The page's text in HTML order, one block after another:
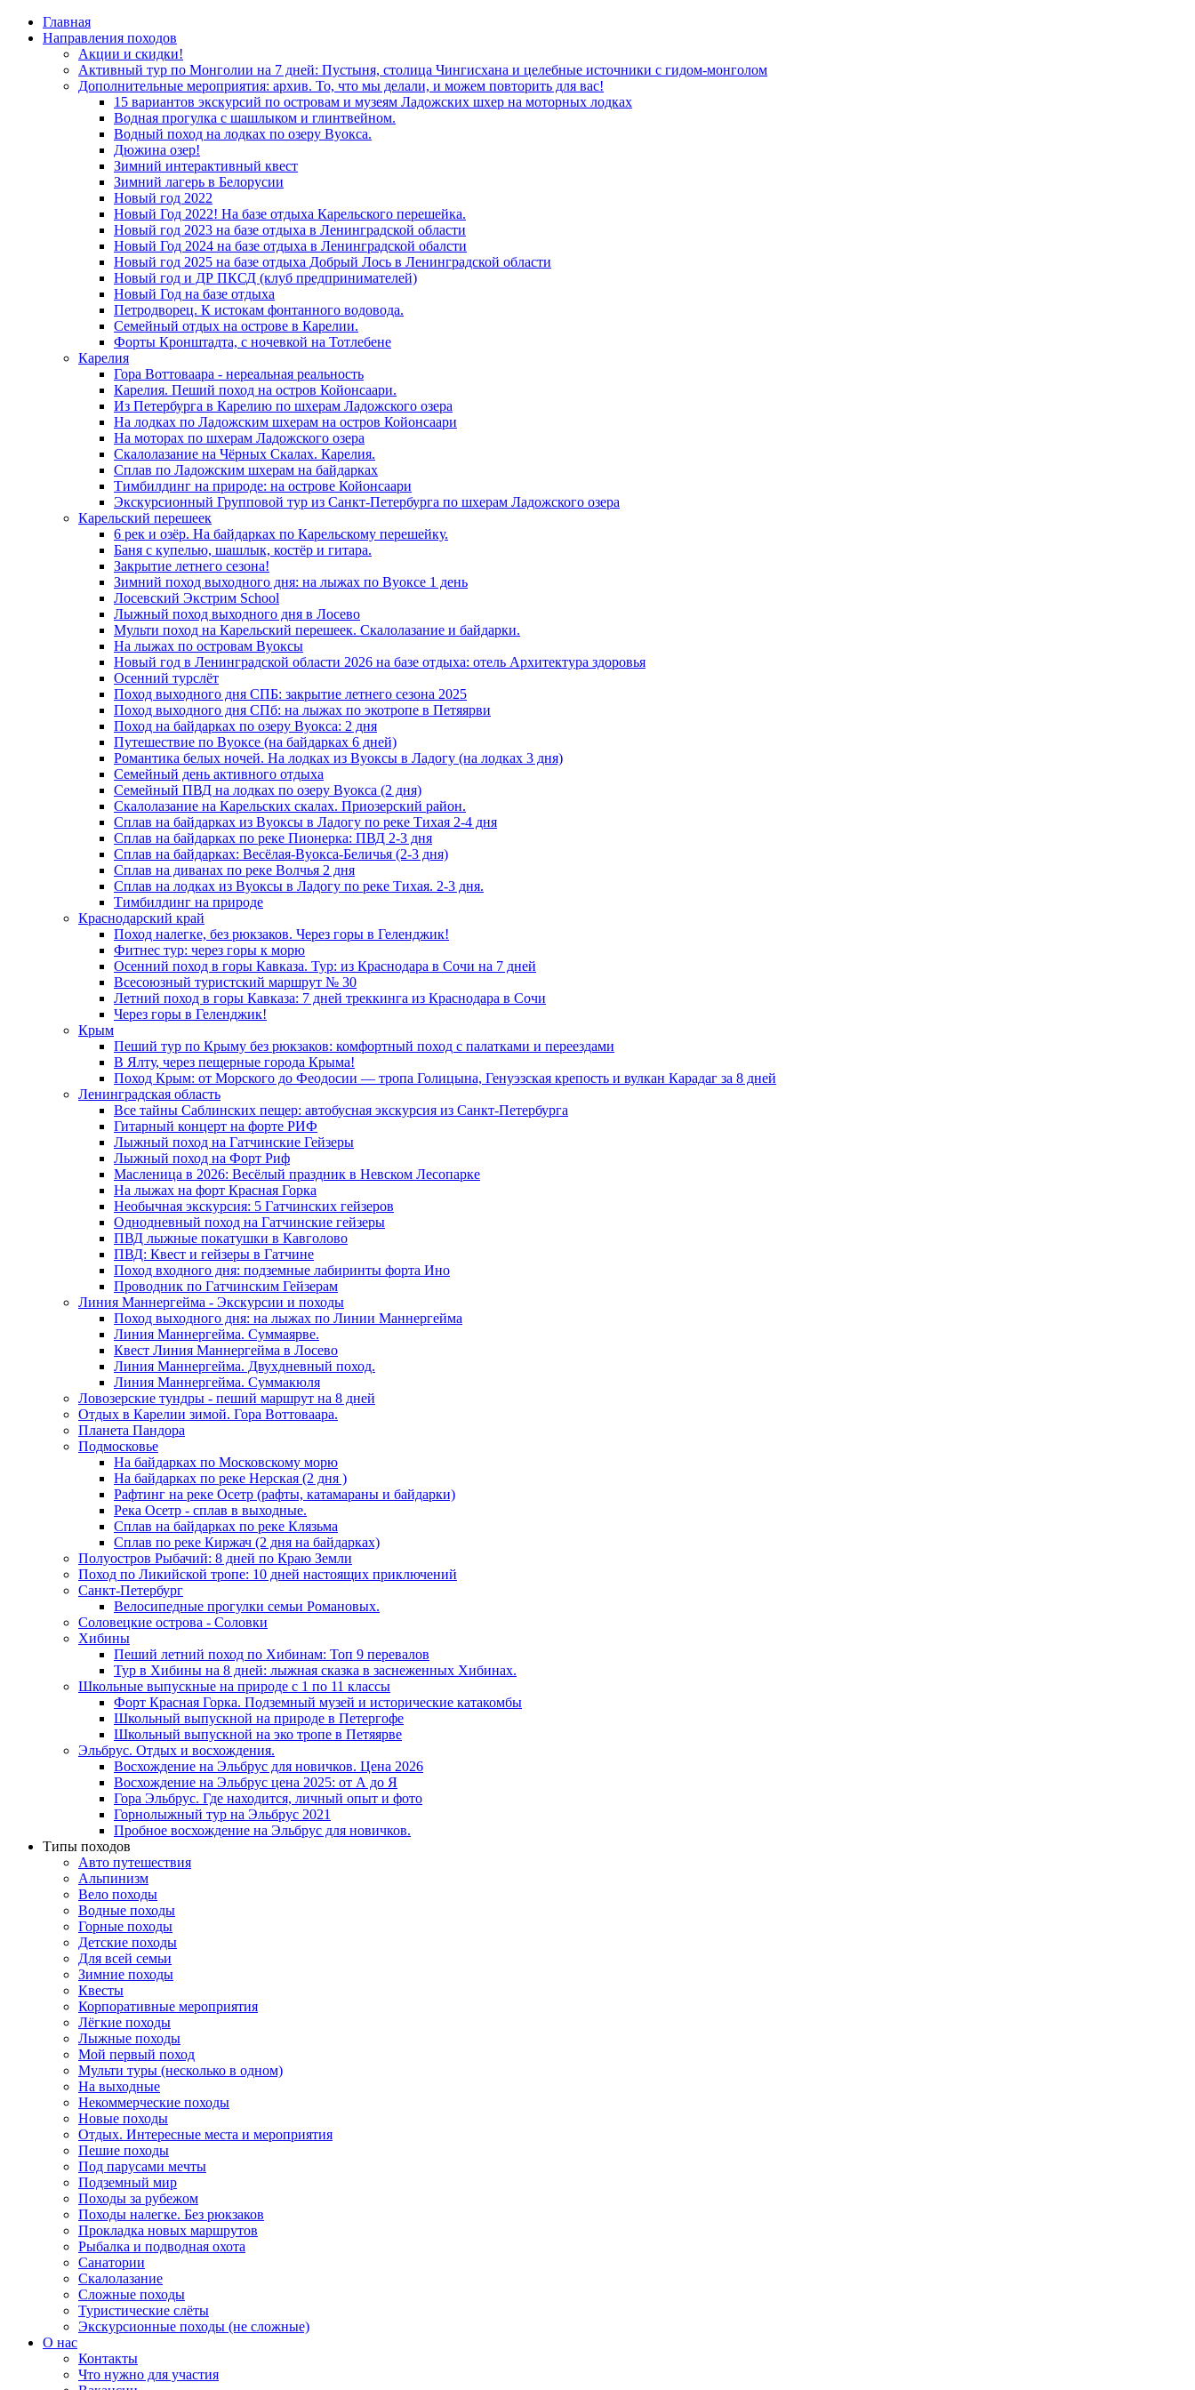
Главная
Направления походов
Акции и скидки!
Активный тур по Монголии на 7 дней: Пустыня, столица Чингисхана и целебные источники с гидом-монголом
Дополнительные мероприятия: архив. То, что мы делали, и можем повторить для вас!
15 вариантов экскурсий по островам и музеям Ладожских шхер на моторных лодках
Водная прогулка с шашлыком и глинтвейном.
Водный поход на лодках по озеру Вуокса.
Дюжина озер!
Зимний интерактивный квест
Зимний лагерь в Белорусии
Новый год 2022
Новый Год 2022! На базе отдыха Карельского перешейка.
Новый год 2023 на базе отдыха в Ленинградской области
Новый Год 2024 на базе отдыха в Ленинградской обалсти
Новый год 2025 на базе отдыха Добрый Лось в Ленинградской области
Новый год и ДР ПКСД (клуб предпринимателей)
Новый Год на базе отдыха
Петродворец. К истокам фонтанного водовода.
Семейный отдых на острове в Карелии.
Форты Кронштадта, с ночевкой на Тотлебене
Карелия
Гора Воттоваара - нереальная реальность
Карелия. Пеший поход на остров Койонсаари.
Из Петербурга в Карелию по шхерам Ладожского озера
На лодках по Ладожским шхерам на остров Койонсаари
На моторах по шхерам Ладожского озера
Скалолазание на Чёрных Скалах. Карелия.
Сплав по Ладожским шхерам на байдарках
Тимбилдинг на природе: на острове Койонсаари
Экскурсионный Групповой тур из Санкт-Петербурга по шхерам Ладожского озера
Карельский перешеек
6 рек и озёр. На байдарках по Карельскому перешейку.
Баня с купелью, шашлык, костёр и гитара.
Закрытие летнего сезона!
Зимний поход выходного дня: на лыжах по Вуоксе 1 день
Лосевский Экстрим School
Лыжный поход выходного дня в Лосево
Мульти поход на Карельский перешеек. Скалолазание и байдарки.
На лыжах по островам Вуоксы
Новый год в Ленинградской области 2026 на базе отдыха: отель Архитектура здоровья
Осенний турслёт
Поход выходного дня СПБ: закрытие летнего сезона 2025
Поход выходного дня СПб: на лыжах по экотропе в Петяярви
Поход на байдарках по озеру Вуокса: 2 дня
Путешествие по Вуоксе (на байдарках 6 дней)
Романтика белых ночей. На лодках из Вуоксы в Ладогу (на лодках 3 дня)
Семейный день активного отдыха
Семейный ПВД на лодках по озеру Вуокса (2 дня)
Скалолазание на Карельских скалах. Приозерский район.
Сплав на байдарках из Вуоксы в Ладогу по реке Тихая 2-4 дня
Сплав на байдарках по реке Пионерка: ПВД 2-3 дня
Сплав на байдарках: Весёлая-Вуокса-Беличья (2-3 дня)
Сплав на диванах по реке Волчья 2 дня
Сплав на лодках из Вуоксы в Ладогу по реке Тихая. 2-3 дня.
Тимбилдинг на природе
Краснодарский край
Поход налегке, без рюкзаков. Через горы в Геленджик!
Фитнес тур: через горы к морю
Осенний поход в горы Кавказа. Тур: из Краснодара в Сочи на 7 дней
Всесоюзный туристский маршрут № 30
Летний поход в горы Кавказа: 7 дней треккинга из Краснодара в Сочи
Через горы в Геленджик!
Крым
Пеший тур по Крыму без рюкзаков: комфортный поход с палатками и переездами
В Ялту, через пещерные города Крыма!
Поход Крым: от Морского до Феодосии — тропа Голицына, Генуэзская крепость и вулкан Карадаг за 8 дней
Ленинградская область
Все тайны Саблинских пещер: автобусная экскурсия из Санкт-Петербурга
Гитарный концерт на форте РИФ
Лыжный поход на Гатчинские Гейзеры
Лыжный поход на Форт Риф
Масленица в 2026: Весёлый праздник в Невском Лесопарке
На лыжах на форт Красная Горка
Необычная экскурсия: 5 Гатчинских гейзеров
Однодневный поход на Гатчинские гейзеры
ПВД лыжные покатушки в Кавголово
ПВД: Квест и гейзеры в Гатчине
Поход входного дня: подземные лабиринты форта Ино
Проводник по Гатчинским Гейзерам
Линия Маннергейма - Экскурсии и походы
Поход выходного дня: на лыжах по Линии Маннергейма
Линия Маннергейма. Суммаярве.
Квест Линия Маннергейма в Лосево
Линия Маннергейма. Двухдневный поход.
Линия Маннергейма. Суммакюля
Ловозерские тундры - пеший маршрут на 8 дней
Отдых в Карелии зимой. Гора Воттоваара.
Планета Пандора
Подмосковье
На байдарках по Московскому морю
На байдарках по реке Нерская (2 дня )
Рафтинг на реке Осетр (рафты, катамараны и байдарки)
Река Осетр - сплав в выходные.
Сплав на байдарках по реке Клязьма
Сплав по реке Киржач (2 дня на байдарках)
Полуостров Рыбачий: 8 дней по Краю Земли
Поход по Ликийской тропе: 10 дней настоящих приключений
Санкт-Петербург
Велосипедные прогулки семьи Романовых.
Соловецкие острова - Соловки
Хибины
Пеший летний поход по Хибинам: Топ 9 перевалов
Тур в Хибины на 8 дней: лыжная сказка в заснеженных Хибинах.
Школьные выпускные на природе с 1 по 11 классы
Форт Красная Горка. Подземный музей и исторические катакомбы
Школьный выпускной на природе в Петергофе
Школьный выпускной на эко тропе в Петяярве
Эльбрус. Отдых и восхождения.
Восхождение на Эльбрус для новичков. Цена 2026
Восхождение на Эльбрус цена 2025: от А до Я
Гора Эльбрус. Где находится, личный опыт и фото
Горнолыжный тур на Эльбрус 2021
Пробное восхождение на Эльбрус для новичков.
Типы походов
Авто путешествия
Альпинизм
Вело походы
Водные походы
Горные походы
Детские походы
Для всей семьи
Зимние походы
Квесты
Корпоративные мероприятия
Лёгкие походы
Лыжные походы
Мой первый поход
Мульти туры (несколько в одном)
На выходные
Некоммерческие походы
Новые походы
Отдых. Интересные места и мероприятия
Пешие походы
Под парусами мечты
Подземный мир
Походы за рубежом
Походы налегке. Без рюкзаков
Прокладка новых маршрутов
Рыбалка и подводная охота
Санатории
Скалолазание
Сложные походы
Туристические слёты
Экскурсионные походы (не сложные)
О нас
Контакты
Что нужно для участия